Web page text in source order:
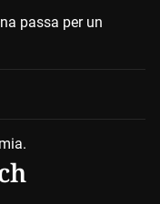
passa per un